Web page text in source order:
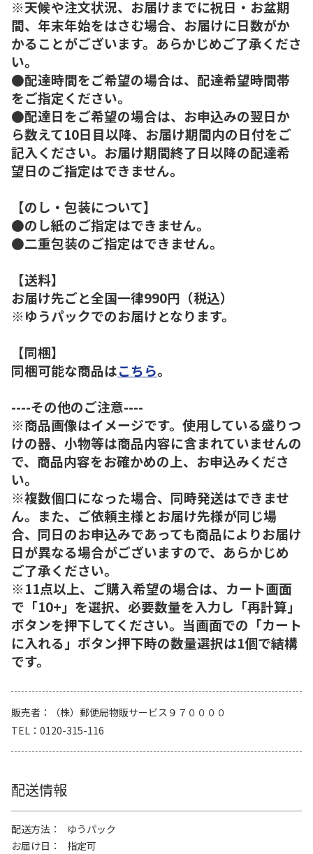
※天候や注文状況、お届けまでに祝日・お盆期
間、年末年始をはさむ場合、お届けに日数がか
かることがございます。あらかじめご了承くださ
い。
●配達時間をご希望の場合は、配達希望時間帯
をご指定ください。
●配達日をご希望の場合は、お申込みの翌日か
ら数えて10日目以降、お届け期間内の日付をご
記入ください。お届け期間終了日以降の配達希
望日のご指定はできません。
【のし・包装について】
●のし紙のご指定はできません。
●二重包装のご指定はできません。
【送料】
お届け先ごと全国一律990円（税込）
※ゆうパックでのお届けとなります。
【同梱】
同梱可能な商品はこちら。
----その他のご注意----
※商品画像はイメージです。使用している盛りつ
けの器、小物等は商品内容に含まれていませんの
で、商品内容をお確かめの上、お申込みくださ
い。
※複数個口になった場合、同時発送はできませ
ん。また、ご依頼主様とお届け先様が同じ場
合、同日のお申込みであっても商品によりお届け
日が異なる場合がございますので、あらかじめ
ご了承ください。
※11点以上、ご購入希望の場合は、カート画面
で「10+」を選択、必要数量を入力し「再計算」
ボタンを押下してください。当画面での「カート
に入れる」ボタン押下時の数量選択は1個で結構
です。
販売者
（株）郵便局物販サービス９７００００
TEL
0120-315-116
配送情報
配送方法
ゆうパック
お届け日
指定可